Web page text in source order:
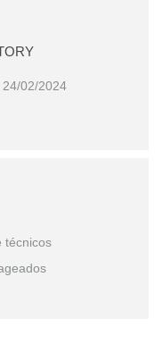
02/2024
técnicos